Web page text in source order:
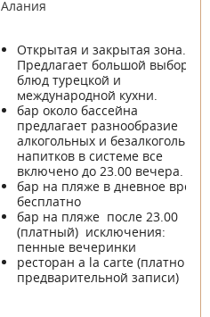
Алания
Открытая и закрытая зона.
Предлагает большой выбор
блюд турецкой и
международной кухни.
бар около бассейна
предлагает разнообразие
алкогольных и безалкогольных
напитков в системе все
включено до 23.00 вечера.
бар на пляже в дневное время
бесплатно
бар на пляже после 23.00
(платный) исключения:
пенные вечеринки
ресторан a la carte (платно , по
предварительной записи)